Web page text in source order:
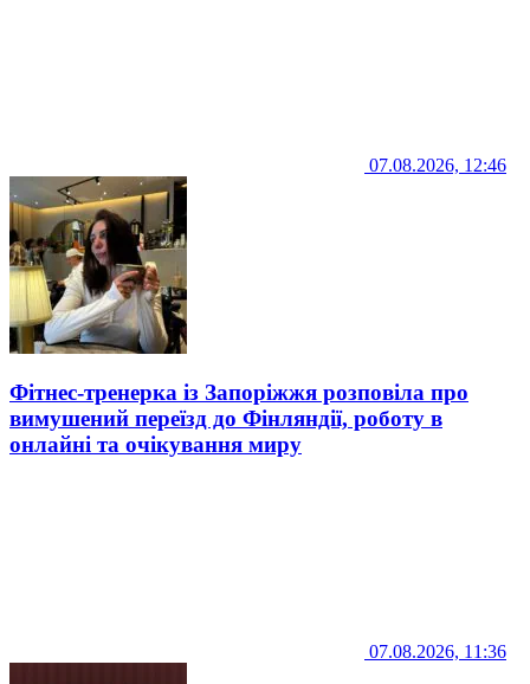
07.08.2026, 12:46
Фітнес-тренерка із Запоріжжя розповіла про
вимушений переїзд до Фінляндії, роботу в
онлайні та очікування миру
07.08.2026, 11:36